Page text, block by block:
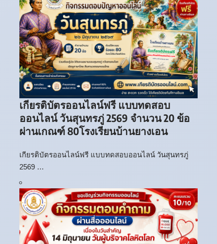
เกียรติบัตรออนไลน์ฟรี แบบทดสอบ
ออนไลน์ วันสุนทรภู่ 2569 จำนวน 20 ข้อ
ผ่านเกณฑ์ 80โรงเรียนบ้านยางเอน
เกียรติบัตรออนไลน์ฟรี แบบทดสอบออนไลน์ วันสุนทรภู่
2569 …